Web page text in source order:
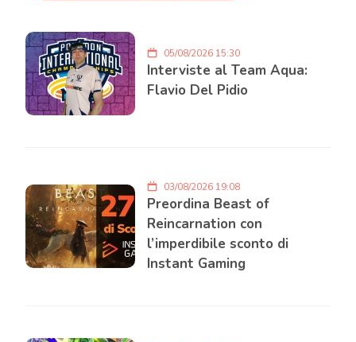
05/08/2026 15:30
Interviste al Team Aqua:
Flavio Del Pidio
03/08/2026 19:08
Preordina Beast of
Reincarnation con
l’imperdibile sconto di
Instant Gaming